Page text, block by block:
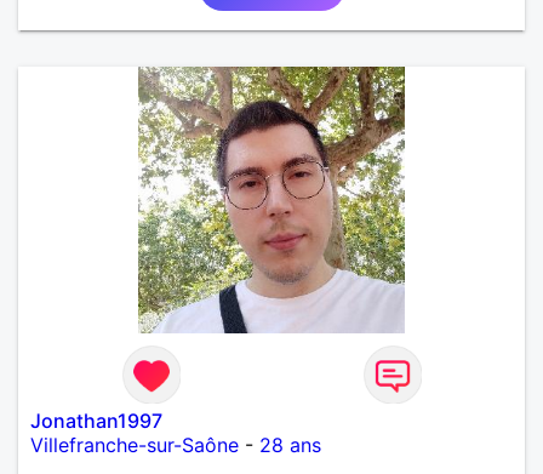
Jonathan1997
Villefranche-sur-Saône - 28 ans